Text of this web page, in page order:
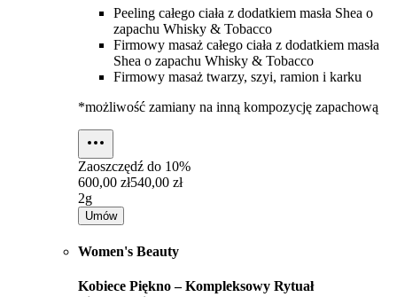
Peeling całego ciała z dodatkiem masła Shea o
zapachu Whisky & Tobacco
Firmowy masaż całego ciała z dodatkiem masła
Shea o zapachu Whisky & Tobacco
Firmowy masaż twarzy, szyi, ramion i karku
*możliwość zamiany na inną kompozycję zapachową
Zaoszczędź do 10%
600,00 zł540,00 zł
2g
Umów
Women's Beauty
Kobiece Piękno – Kompleksowy Rytuał